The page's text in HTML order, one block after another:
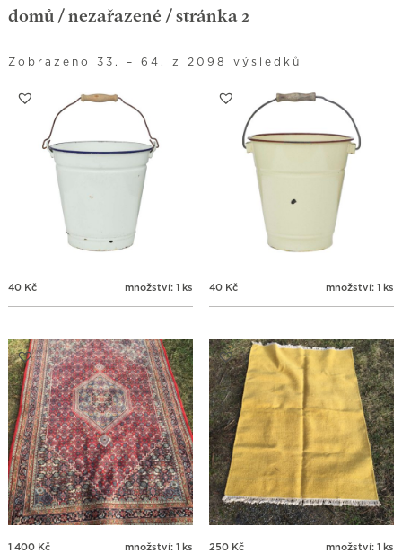
domů / nezařazené / stránka 2
Zobrazeno 33. – 64. z 2098 výsledků
40 Kč množství: 1 ks 40 Kč množství: 1 ks
1 400 Kč množství: 1 ks 250 Kč množství: 1 ks